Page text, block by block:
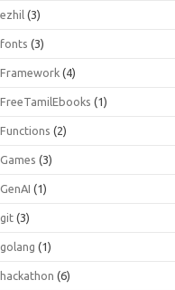
ezhil (3)
fonts (3)
Framework (4)
FreeTamilEbooks (1)
Functions (2)
Games (3)
GenAI (1)
git (3)
golang (1)
hackathon (6)